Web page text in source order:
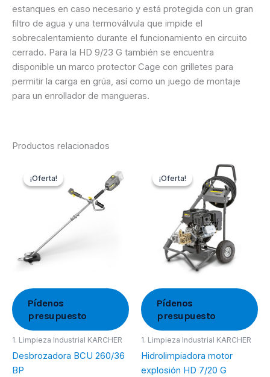
estanques en caso necesario y está protegida con un gran
filtro de agua y una termoválvula que impide el
sobrecalentamiento durante el funcionamiento en circuito
cerrado. Para la HD 9/23 G también se encuentra
disponible un marco protector Cage con grilletes para
permitir la carga en grúa, así como un juego de montaje
para un enrollador de mangueras.
Productos relacionados
¡Oferta!
¡Oferta!
Pídenos
presupuesto
1. Limpieza Industrial KARCHER
Desbrozadora BCU 260/36
BP
¡Oferta!
¡Oferta!
Pídenos
presupuesto
1. Limpieza Industrial KARCHER
Hidrolimpiadora motor
explosión HD 7/20 G